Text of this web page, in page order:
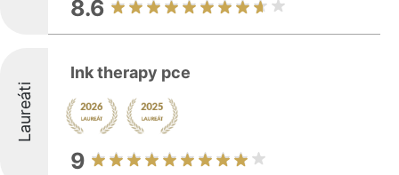
8.6
Laureáti
Ink therapy pce
9